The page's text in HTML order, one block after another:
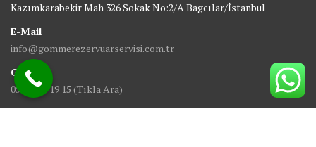
Kazımkarabekir Mah 326 Sokak No:2/A Bagcılar/İstanbul
E-Mail
info@gommerezervuarservisi.com.tr
GSM
0538 402 19 15 (Tıkla Ara)